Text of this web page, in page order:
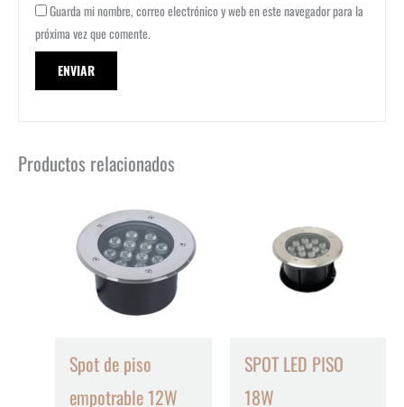
Guarda mi nombre, correo electrónico y web en este navegador para la
próxima vez que comente.
Productos relacionados
Spot de piso
empotrable 12W
SPOT LED PISO
18W